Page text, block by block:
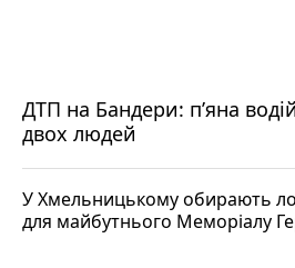
ДТП на Бандери: пʼяна
двох людей
У Хмельницькому обирають
для майбутнього Меморіалу